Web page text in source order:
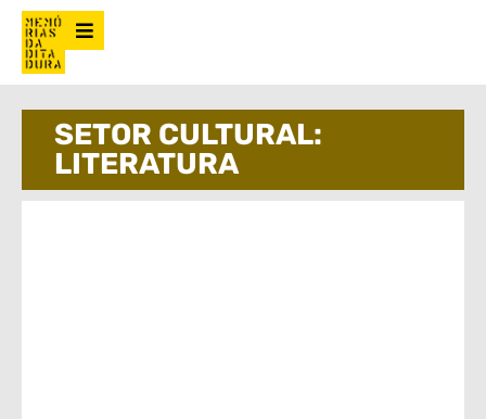
SETOR CULTURAL:
LITERATURA